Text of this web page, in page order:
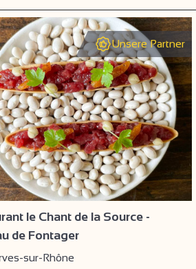
Unsere Partner
le Chant de la Source -
de Fontager
sur-Rhône